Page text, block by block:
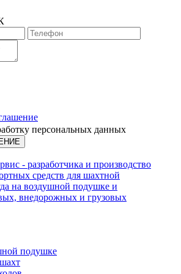
персональных данных
подушке